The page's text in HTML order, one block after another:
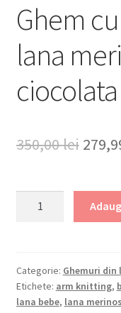
Ghem
lana
ciocolata
350,00lei
a
fost:
gigant
din
lana
Categorie: Ghemuri
Etichete: arm knitting,
lana bebe, lana merinos